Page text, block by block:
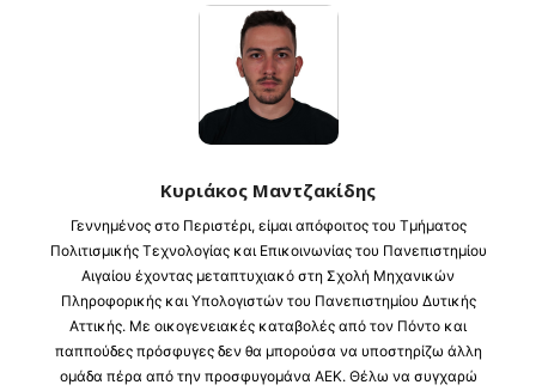
Κυριάκος Μαντζακίδης
Γεννημένος στο Περιστέρι, είμαι απόφοιτος του Τμήματος
Πολιτισμικής Τεχνολογίας και Επικοινωνίας του Πανεπιστημίου
Αιγαίου έχοντας μεταπτυχιακό στη Σχολή Μηχανικών
Πληροφορικής και Υπολογιστών του Πανεπιστημίου Δυτικής
Αττικής. Με οικογενειακές καταβολές από τον Πόντο και
παππούδες πρόσφυγες δεν θα μπορούσα να υποστηρίζω άλλη
ομάδα πέρα από την προσφυγομάνα ΑΕΚ. Θέλω να συγχαρώ